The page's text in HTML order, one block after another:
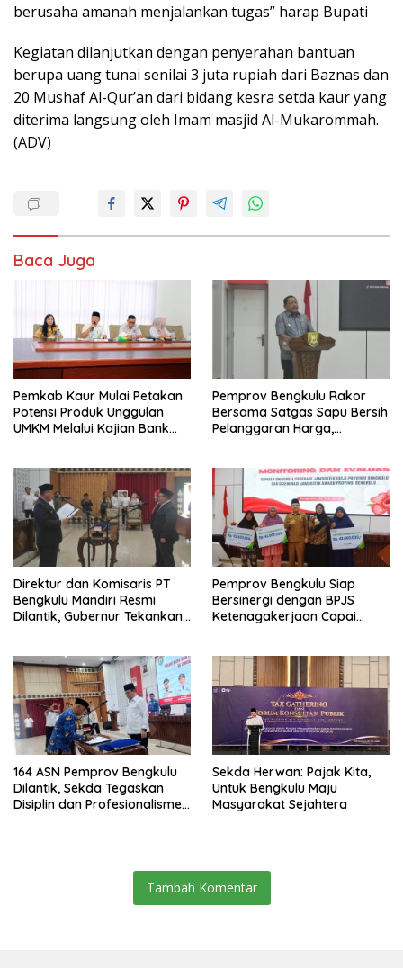
berusaha amanah menjalankan tugas” harap Bupati
Kegiatan dilanjutkan dengan penyerahan bantuan
berupa uang tunai senilai 3 juta rupiah dari Baznas dan
20 Mushaf Al-Qur’an dari bidang kesra setda kaur yang
diterima langsung oleh Imam masjid Al-Mukarommah.
(ADV)
Baca Juga
Pemkab Kaur Mulai Petakan
Potensi Produk Unggulan
UMKM Melalui Kajian Bank
Pemprov Bengkulu Rakor
Bersama Satgas Sapu Bersih
Pelanggaran Harga,
Masih Jadi Sorotan
Direktur dan Komisaris PT
Bengkulu Mandiri Resmi
Dilantik, Gubernur Tekankan
Pemprov Bengkulu Siap
Bersinergi dengan BPJS
Ketenagakerjaan Capai
164 ASN Pemprov Bengkulu
Dilantik, Sekda Tegaskan
Disiplin dan Profesionalisme
Sekda Herwan: Pajak Kita,
Untuk Bengkulu Maju
Masyarakat Sejahtera
Tambah Komentar